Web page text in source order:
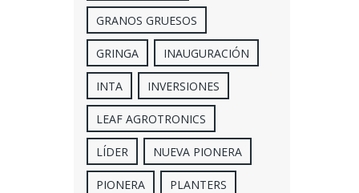
GRANOS GRUESOS
GRINGA INAUGURACIÓN
INTA INVERSIONES
LEAF AGROTRONICS
LÍDER NUEVA PIONERA
PIONERA PLANTERS